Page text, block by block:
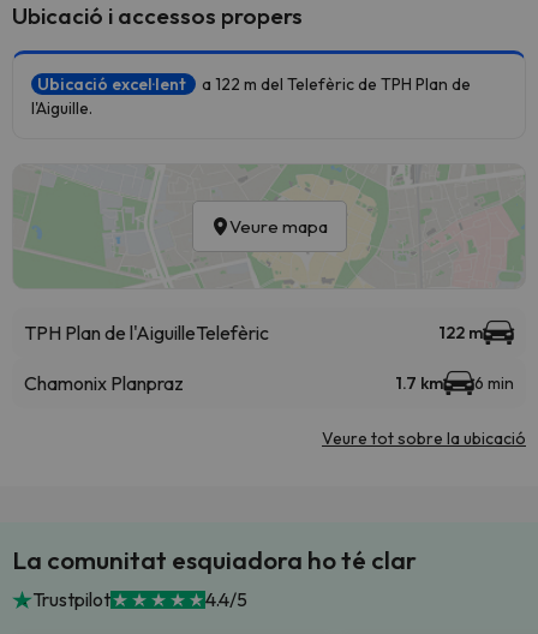
Ubicació i accessos propers
Ubicació excel·lent
a 122 m del Telefèric de TPH Plan de
l'Aiguille.
Veure mapa
TPH Plan de l'AiguilleTelefèric 122 m
Chamonix Planpraz 1.7 km 6 min
Veure tot sobre la ubicació
La comunitat esquiadora ho té clar
Trustpilot 4.4/5